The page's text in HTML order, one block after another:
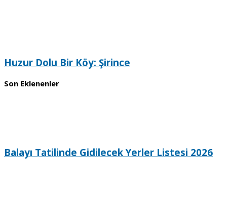
Huzur Dolu Bir Köy: Şirince
Son Eklenenler
Balayı Tatilinde Gidilecek Yerler Listesi 2026